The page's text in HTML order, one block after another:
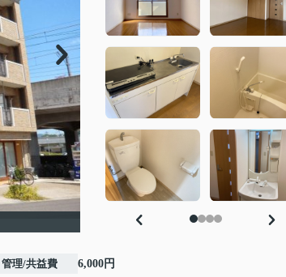
管理/共益費 6,000円